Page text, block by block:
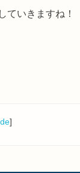
ていきますね！
]